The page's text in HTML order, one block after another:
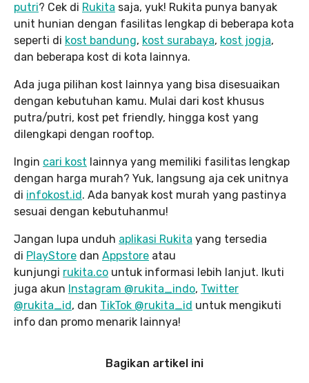
putri? Cek di Rukita saja, yuk! Rukita punya banyak
unit hunian dengan fasilitas lengkap di beberapa kota
seperti di kost bandung, kost surabaya, kost jogja,
dan beberapa kost di kota lainnya.
Ada juga pilihan kost lainnya yang bisa disesuaikan
dengan kebutuhan kamu. Mulai dari kost khusus
putra/putri, kost pet friendly, hingga kost yang
dilengkapi dengan rooftop.
Ingin cari kost lainnya yang memiliki fasilitas lengkap
dengan harga murah? Yuk, langsung aja cek unitnya
di infokost.id. Ada banyak kost murah yang pastinya
sesuai dengan kebutuhanmu!
Jangan lupa unduh aplikasi Rukita yang tersedia
di PlayStore dan Appstore atau
kunjungi rukita.co untuk informasi lebih lanjut. Ikuti
juga akun Instagram @rukita_indo, Twitter
@rukita_id, dan TikTok @rukita_id untuk mengikuti
info dan promo menarik lainnya!
Bagikan artikel ini